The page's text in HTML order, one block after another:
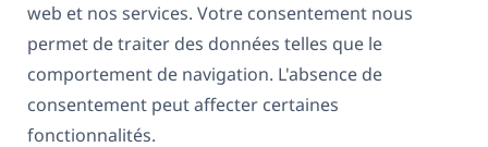
web et nos services. Votre consentement nous
permet de traiter des données telles que le
comportement de navigation. L'absence de
consentement peut affecter certaines
fonctionnalités.
RGPD & Politique de confidentialité
Rejoignez notre équipe